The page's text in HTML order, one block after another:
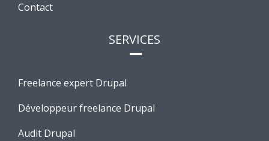
Contact
SERVICES
Freelance expert Drupal
Développeur freelance Drupal
Audit Drupal